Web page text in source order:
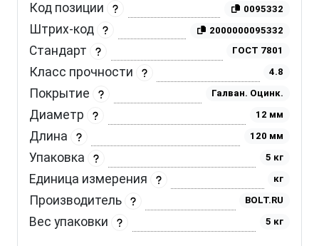
Код позиции 0095332
Штрих-код 2000000095332
Стандарт ГОСТ 7801
Класс прочности 4.8
Покрытие Галван. Оцинк.
Диаметр 12 мм
Длина 120 мм
Упаковка 5 кг
Единица измерения кг
Производитель BOLT.RU
Вес упаковки 5 кг